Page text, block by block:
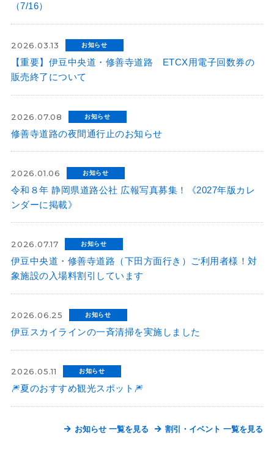
（7/16）
2026.03.13 お知らせ
【重要】伊豆中央道・修善寺道路 ETCX用電子回数券の
販売終了について
2026.07.08 お知らせ
修善寺道路の夜間通行止のお知らせ
2026.01.06 お知らせ
令和８年 静岡県道路公社 広報写真募集！《2027年版カレ
ンダーに掲載》
2026.07.17 お知らせ
伊豆中央道・修善寺道路（下田方面行き）ご利用者様！対
象施設の入場料割引しています
2026.06.25 お知らせ
伊豆スカイラインの一斉清掃を実施しました
2026.05.11 お知らせ
🎆夏のおすすめ観光スポット🎆
割引・イベント 一覧を見る
お知らせ 一覧を見る